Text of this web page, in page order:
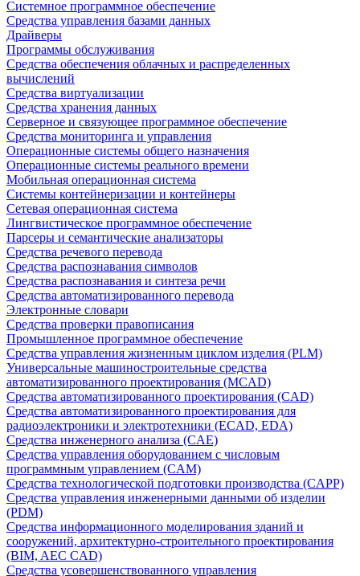
Системное программное обеспечение
Средства управления базами данных
Драйверы
Программы обслуживания
Средства обеспечения облачных и распределенных
вычислений
Средства виртуализации
Средства хранения данных
Серверное и связующее программное обеспечение
Средства мониторинга и управления
Операционные системы общего назначения
Операционные системы реального времени
Мобильная операционная система
Системы контейнеризации и контейнеры
Сетевая операционная система
Лингвистическое программное обеспечение
Парсеры и семантические анализаторы
Средства речевого перевода
Средства распознавания символов
Средства распознавания и синтеза речи
Средства автоматизированного перевода
Электронные словари
Средства проверки правописания
Промышленное программное обеспечение
Средства управления жизненным циклом изделия (PLM)
Универсальные машиностроительные средства
автоматизированного проектирования (MCAD)
Средства автоматизированного проектирования (CAD)
Средства автоматизированного проектирования для
радиоэлектроники и электротехники (ECAD, EDA)
Средства инженерного анализа (CAE)
Средства управления оборудованием с числовым
программным управлением (CAM)
Средства технологической подготовки производства (CAPP)
Средства управления инженерными данными об изделии
(PDM)
Средства информационного моделирования зданий и
сооружений, архитектурно-строительного проектирования
(BIM, AEC CAD)
Средства усовершенствованного управления